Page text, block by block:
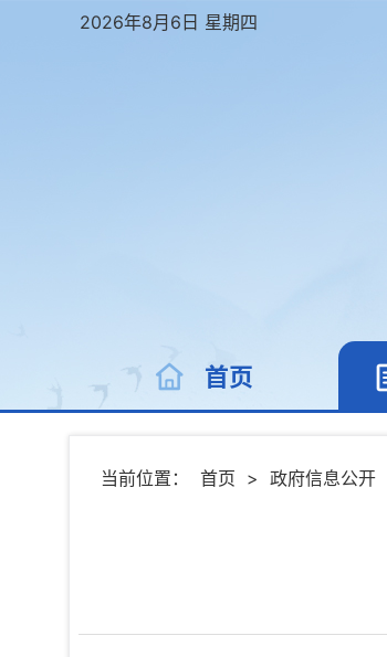
2026年8月6日 星期四
首页
当前位置： 首页 > 政府信息公开